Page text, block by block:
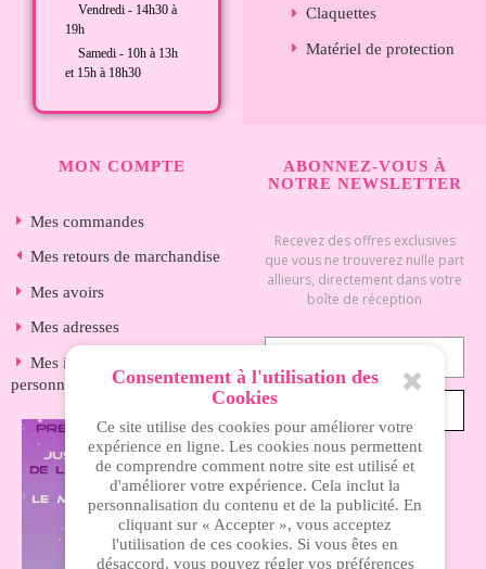
Vendredi - 14h30 à
19h
Samedi - 10h à 13h
et 15h à 18h30
Claquettes
Matériel de protection
MON COMPTE
Mes commandes
Mes retours de marchandise
Mes avoirs
Mes adresses
Mes informations
personnelles
ABONNEZ-VOUS À
NOTRE NEWSLETTER
Recevez des offres exclusives
que vous ne trouverez nulle part
allieurs, directement dans votre
boîte de réception
INFORMATIONS
Nos magasins
Consentement à l'utilisation des
Cookies
Ce site utilise des cookies pour améliorer votre
expérience en ligne. Les cookies nous permettent
de comprendre comment notre site est utilisé et
d'améliorer votre expérience. Cela inclut la
personnalisation du contenu et de la publicité. En
cliquant sur « Accepter », vous acceptez
l'utilisation de ces cookies. Si vous êtes en
désaccord, vous pouvez régler vos préférences